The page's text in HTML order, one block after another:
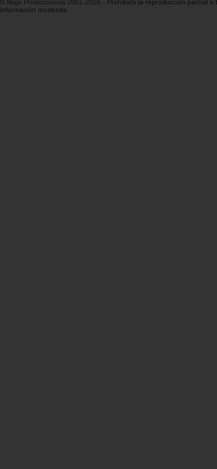
© Majo Producciones 2001-2026 - Prohibida la reproducción parcial o
información mostrada